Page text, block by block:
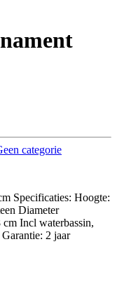
categorie
Specificaties: Hoogte:
Diameter
Incl waterbassin,
2 jaar